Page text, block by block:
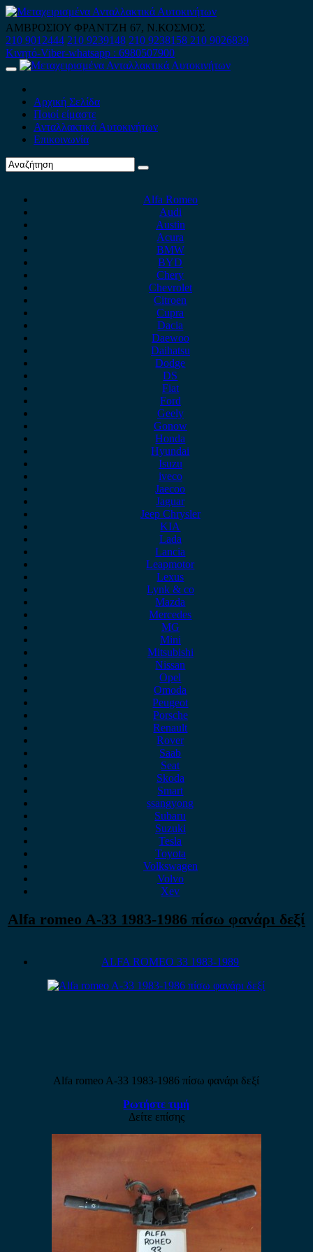
Skip
to
content
ΑΜΒΡΟΣΙΟΥ ΦΡΑΝΤΖΗ 67, Ν.ΚΟΣΜΟΣ
210 9012444 210 9239148 210 9238158 210 9026839
Κινητό-Viber-whatsapp : 6980507900
Primary
Αρχική Σελίδα
Ποιοί είμαστε
Ανταλλακτικά Αυτοκινήτων
Επικοινωνία
Alfa Romeo
Audi
Austin
Acura
BMW
BYD
Chery
Chevrolet
Citroen
Cupra
Dacia
Daewoo
Daihatsu
Dodge
DS
Fiat
Ford
Geely
Gonow
Honda
Hyundai
Isuzu
iveco
Jaecoo
Jaguar
Jeep Chrysler
KIA
Lada
Lancia
Leapmotor
Lexus
Lynk & co
Mazda
Mercedes
MG
Mini
Mitsubishi
Nissan
Opel
Omoda
Peugeot
Porsche
Renault
Rover
Saab
Seat
Skoda
Smart
ssangyong
Subaru
Suzuki
Tesla
Toyota
Volkswagen
Volvo
Xev
Alfa romeo A-33 1983-1986 πίσω φανάρι δεξί
ALFA ROMEO 33 1983-1989
Alfa romeo A-33 1983-1986 πίσω φανάρι δεξί
Ρωτήστε τιμή
Δείτε επίσης